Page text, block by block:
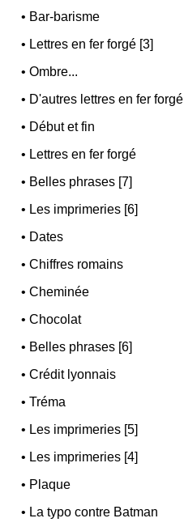
• Bar-barisme
• Lettres en fer forgé [3]
•Ombre...
• D'autres lettres en fer forgé
• Début et fin
• Lettres en fer forgé
• Belles phrases [7]
• Les imprimeries [6]
• Dates
•Chiffres romains
•Cheminée
•Chocolat
• Belles phrases [6]
•Crédit lyonnais
•Tréma
• Les imprimeries [5]
• Les imprimeries [4]
• Plaque
• La typo contre Batman